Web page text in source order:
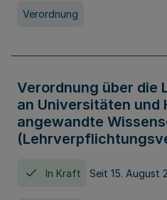
Verordnung
Verordnung über die
an Universitäten und
angewandte
In Kraft Seit 15. August